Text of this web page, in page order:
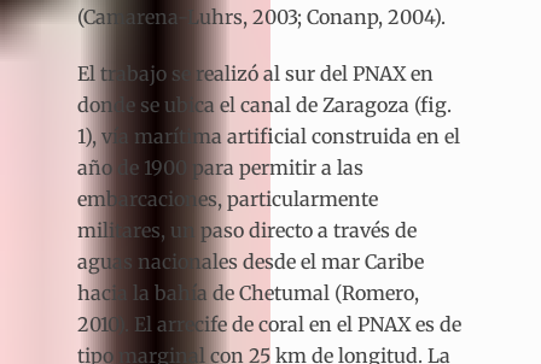
(Camarena-Luhrs, 2003; Conanp, 2004).
El trabajo se realizó al sur del PNAX en
donde se ubica el canal de Zaragoza (fig.
1), vía marítima artificial construida en el
año de 1900 para permitir a las
embarcaciones, particularmente
militares, un paso directo a través de
aguas nacionales desde el mar Caribe
hacia la bahía de Chetumal (Romero,
2010). El arrecife de coral en el PNAX es de
tipo marginal con 25 km de longitud. La